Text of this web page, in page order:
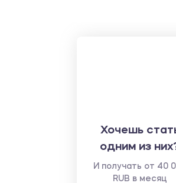
Хочешь
одним из
И получать от 40
RUB в месяц